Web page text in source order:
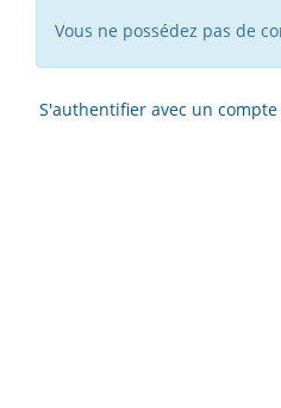
Vous ne possédez pas de
S'authentifier avec un